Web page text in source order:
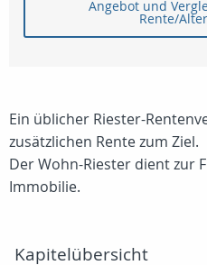
Angebot und
Rente/
Ein üblicher Riester-
zusätzlichen Rente zum Ziel.
Der Wohn-Riester dient zur
Immobilie.
Kapitelübersicht